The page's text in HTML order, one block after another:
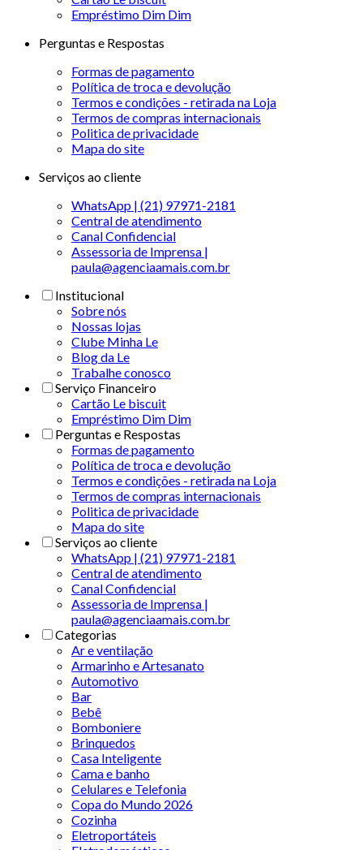
Empréstimo Dim Dim
Perguntas e Respostas
Formas de pagamento
Política de troca e devolução
Termos e condições - retirada na Loja
Termos de compras internacionais
Politica de privacidade
Mapa do site
Serviços ao cliente
WhatsApp | (21) 97971-2181
Central de atendimento
Canal Confidencial
Assessoria de Imprensa |
paula@agenciaamais.com.br
Institucional
Sobre nós
Nossas lojas
Clube Minha Le
Blog da Le
Trabalhe conosco
Serviço Financeiro
Cartão Le biscuit
Empréstimo Dim Dim
Perguntas e Respostas
Formas de pagamento
Política de troca e devolução
Termos e condições - retirada na Loja
Termos de compras internacionais
Politica de privacidade
Mapa do site
Serviços ao cliente
WhatsApp | (21) 97971-2181
Central de atendimento
Canal Confidencial
Assessoria de Imprensa |
paula@agenciaamais.com.br
Categorias
Ar e ventilação
Armarinho e Artesanato
Automotivo
Bar
Bebê
Bomboniere
Brinquedos
Casa Inteligente
Cama e banho
Celulares e Telefonia
Copa do Mundo 2026
Cozinha
Eletroportáteis